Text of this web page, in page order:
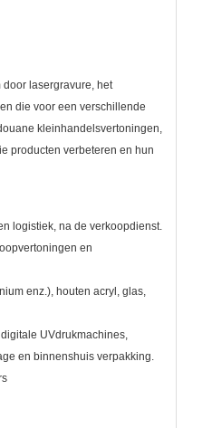
lasergravure, het
die voor een verschillende
kleinhandelsvertoningen,
producten verbeteren en hun
logistiek, na de verkoopdienst.
en
enz.), houten acryl, glas,
UVdrukmachines,
en binnenshuis verpakking.